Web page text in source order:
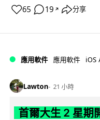
65 19 ↗ 分享
應用軟件 應用軟件 iOS
Lawton 21 小時
首爾大生 2 星期